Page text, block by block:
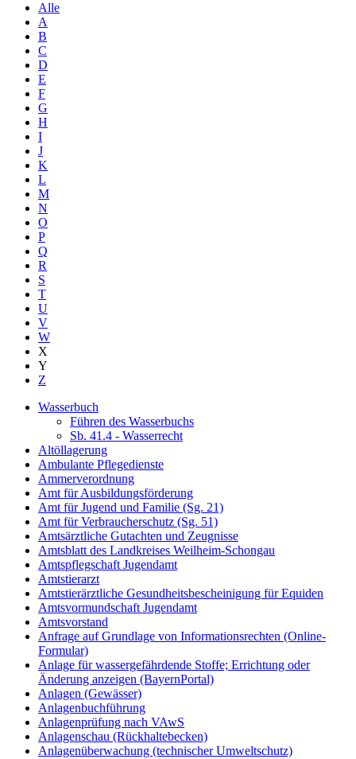
Alle
A
B
C
D
E
F
G
H
I
J
K
L
M
N
O
P
Q
R
S
T
U
V
W
X
Y
Z
Wasserbuch
Führen des Wasserbuchs
Sb. 41.4 - Wasserrecht
Altöllagerung
Ambulante Pflegedienste
Ammerverordnung
Amt für Ausbildungsförderung
Amt für Jugend und Familie (Sg. 21)
Amt für Verbraucherschutz (Sg. 51)
Amtsärztliche Gutachten und Zeugnisse
Amtsblatt des Landkreises Weilheim-Schongau
Amtspflegschaft Jugendamt
Amtstierarzt
Amtstierärztliche Gesundheitsbescheinigung für Equiden
Amtsvormundschaft Jugendamt
Amtsvorstand
Anfrage auf Grundlage von Informationsrechten (Online-
Formular)
Anlage für wassergefährdende Stoffe; Errichtung oder
Änderung anzeigen (BayernPortal)
Anlagen (Gewässer)
Anlagenbuchführung
Anlagenprüfung nach VAwS
Anlagenschau (Rückhaltebecken)
Anlagenüberwachung (technischer Umweltschutz)